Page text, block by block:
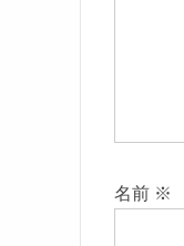
名前 ※